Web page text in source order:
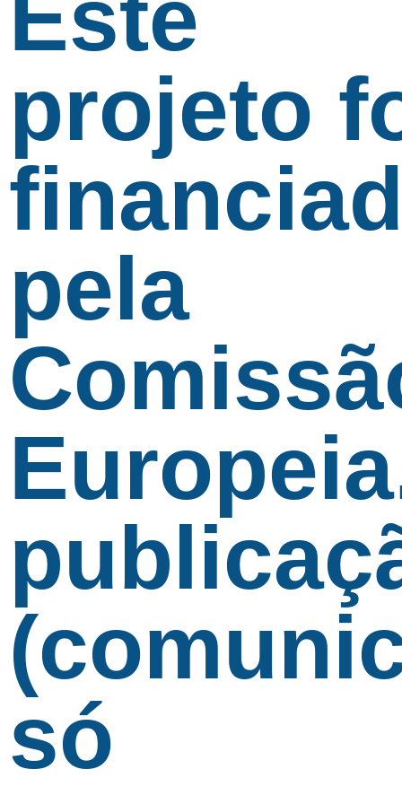
projeto
pela
só